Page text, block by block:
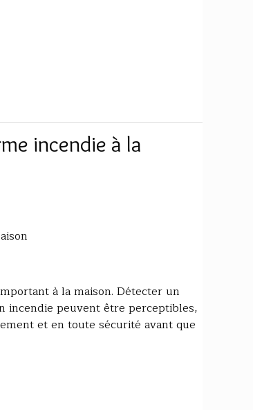
incendie à la
à la maison. Détecter un
incendie peuvent être perceptibles,
et en toute sécurité avant que